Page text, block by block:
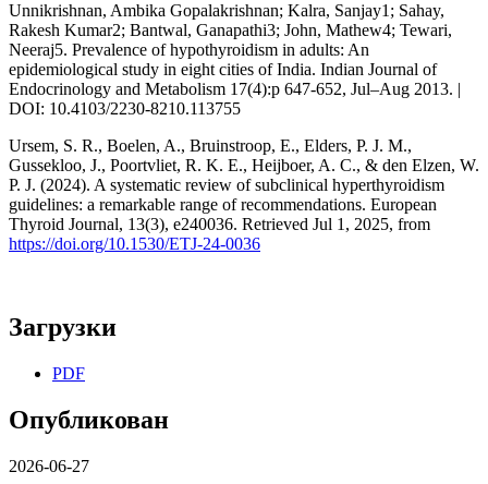
Unnikrishnan, Ambika Gopalakrishnan; Kalra, Sanjay1; Sahay,
Rakesh Kumar2; Bantwal, Ganapathi3; John, Mathew4; Tewari,
Neeraj5. Prevalence of hypothyroidism in adults: An
epidemiological study in eight cities of India. Indian Journal of
Endocrinology and Metabolism 17(4):p 647-652, Jul–Aug 2013. |
DOI: 10.4103/2230-8210.113755
Ursem, S. R., Boelen, A., Bruinstroop, E., Elders, P. J. M.,
Gussekloo, J., Poortvliet, R. K. E., Heijboer, A. C., & den Elzen, W.
P. J. (2024). A systematic review of subclinical hyperthyroidism
guidelines: a remarkable range of recommendations. European
Thyroid Journal, 13(3), e240036. Retrieved Jul 1, 2025, from
https://doi.org/10.1530/ETJ-24-0036
Загрузки
PDF
Опубликован
2026-06-27